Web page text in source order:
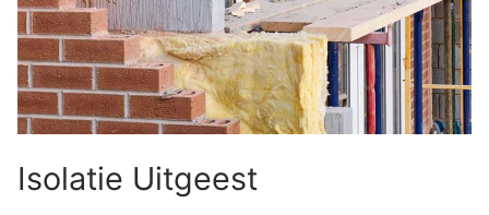
Isolatie Uitgeest